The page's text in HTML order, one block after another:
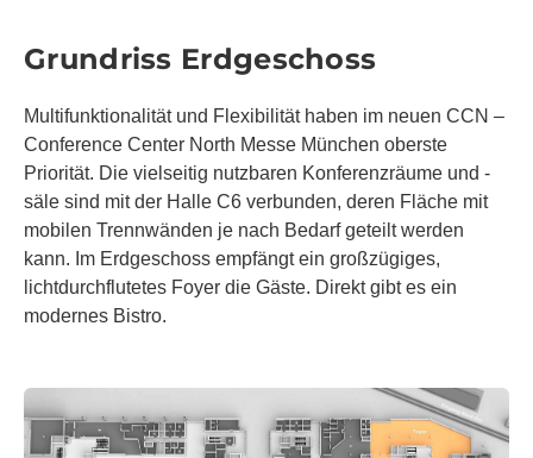
Grundriss Erdgeschoss
Multifunktionalität und Flexibilität haben im neuen CCN –
Conference Center North Messe München oberste
Priorität. Die vielseitig nutzbaren Konferenzräume und -
säle sind mit der Halle C6 verbunden, deren Fläche mit
mobilen Trennwänden je nach Bedarf geteilt werden
kann. Im Erdgeschoss empfängt ein großzügiges,
lichtdurchflutetes Foyer die Gäste. Direkt gibt es ein
modernes Bistro.